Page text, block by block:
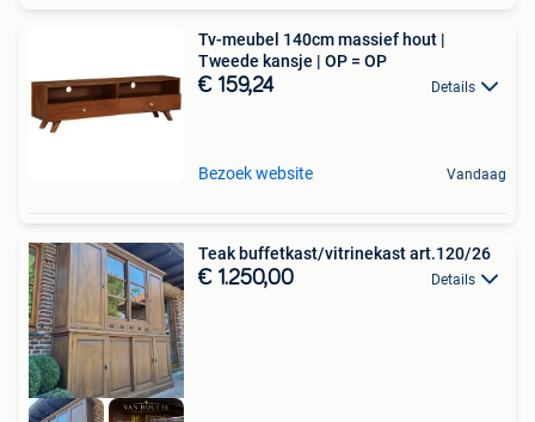
Tv-meubel 140cm massief hout |
Tweede kansje | OP = OP
€ 159,24 Details
Bezoek website Vandaag
Teak buffetkast/vitrinekast art.120/26
€ 1.250,00 Details